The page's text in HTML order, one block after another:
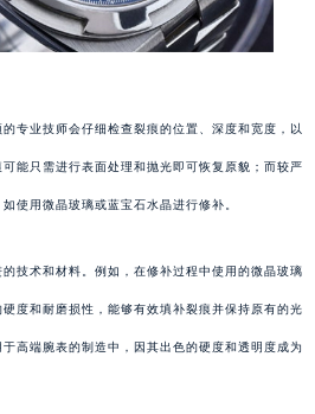
专业技师会仔细检查裂痕的位置、深度和宽度，以
能只需进行表面处理和抛光即可恢复原貌；而较严
使用微晶玻璃或蓝宝石水晶进行修补。
技术和材料。例如，在修补过程中使用的微晶玻璃
度和耐磨损性，能够有效填补裂痕并保持原有的光
高端腕表的制造中，因其出色的硬度和透明度成为